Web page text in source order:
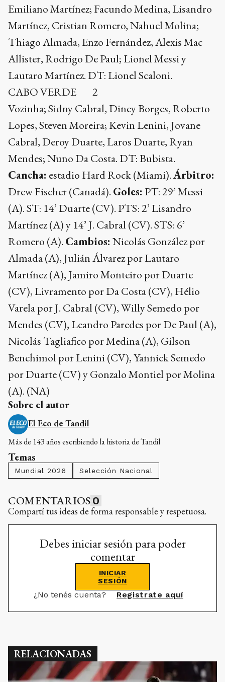
Emiliano Martínez; Facundo Medina, Lisandro
Martínez, Cristian Romero, Nahuel Molina;
Thiago Almada, Enzo Fernández, Alexis Mac
Allister, Rodrigo De Paul; Lionel Messi y
Lautaro Martínez. DT: Lionel Scaloni.
CABO VERDE 2
Vozinha; Sidny Cabral, Diney Borges, Roberto
Lopes, Steven Moreira; Kevin Lenini, Jovane
Cabral, Deroy Duarte, Laros Duarte, Ryan
Mendes; Nuno Da Costa. DT: Bubista.
Cancha: estadio Hard Rock (Miami).Árbitro:
Drew Fischer (Canadá). Goles: PT: 29’ Messi
(A). ST: 14’ Duarte (CV). PTS: 2’ Lisandro
Martínez (A) y 14’ J. Cabral (CV). STS: 6’
Romero (A). Cambios: Nicolás González por
Almada (A), Julián Álvarez por Lautaro
Martínez (A), Jamiro Monteiro por Duarte
(CV), Livramento por Da Costa (CV), Hélio
Varela por J. Cabral (CV), Willy Semedo por
Mendes (CV), Leandro Paredes por De Paul (A),
Nicolás Tagliafico por Medina (A), Gilson
Benchimol por Lenini (CV), Yannick Semedo
por Duarte (CV) y Gonzalo Montiel por Molina
(A). (NA)
Sobre el autor
El Eco de Tandil
Más de 143 años escribiendo la historia de Tandil
Temas
Mundial 2026 Selección Nacional
COMENTARIOS 0
Compartí tus ideas de forma responsable y respetuosa.
Debes iniciar sesión para poder
comentar
INICIAR
SESIÓN
¿No tenés cuenta? Registrate aquí
RELACIONADAS